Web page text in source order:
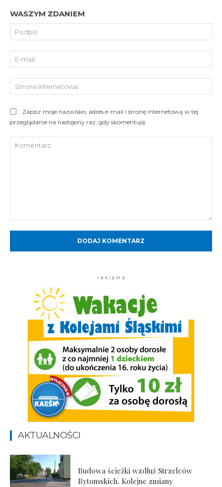
WASZYM ZDANIEM
Zapisz moje nazwisko, adres e-mail i stronę internetową w tej
przeglądarce na następny raz, gdy skomentuję.
r e k l a m a
AKTUALNOŚCI
Budowa ścieżki wzdłuż Strzelców
Bytomskich. Kolejne zmiany